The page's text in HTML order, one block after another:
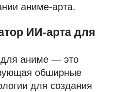
аниме-арта.
ИИ-арта для
аниме — это
обширные
для создания